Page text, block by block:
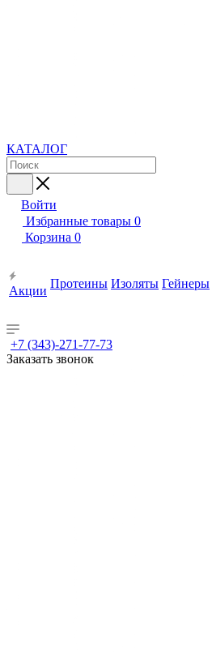
КАТАЛОГ
Войти
Избранные товары 0
Корзина 0
Акции
Протеины Изоляты Гейнеры
+7 (343)-271-77-73
Заказать звонок